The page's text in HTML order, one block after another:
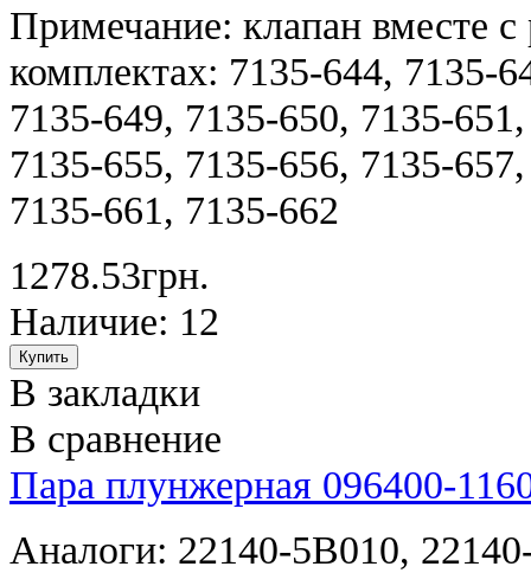
Примечание: клапан вместе с
комплектах: 7135-644, 7135-
7135-649, 7135-650, 7135-
7135-655, 7135-656, 7135-
7135-661, 7135-662
1278.53грн.
Наличие: 12
В закладки
В сравнение
Пара плунжерная 096400-
Аналоги: 22140-5B010,